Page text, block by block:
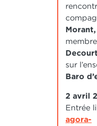
Morant,
sur
Baro
2 avril
Entrée
agora-